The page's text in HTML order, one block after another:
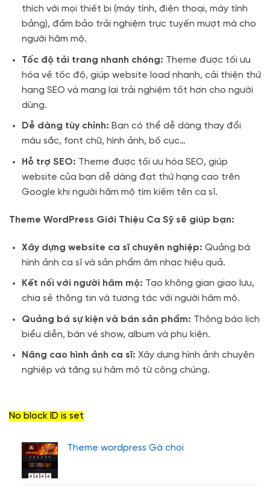
thích với mọi thiết bị (máy tính, điện thoại, máy tính
bảng), đảm bảo trải nghiệm trực tuyến mượt mà cho
người hâm mộ.
Tốc độ tải trang nhanh chóng: Theme được tối ưu
hóa về tốc độ, giúp website load nhanh, cải thiện thứ
hạng SEO và mang lại trải nghiệm tốt hơn cho người
dùng.
Dễ dàng tùy chỉnh: Bạn có thể dễ dàng thay đổi
màu sắc, font chữ, hình ảnh, bố cục…
Hỗ trợ SEO: Theme được tối ưu hóa SEO, giúp
website của bạn dễ dàng đạt thứ hạng cao trên
Google khi người hâm mộ tìm kiếm tên ca sĩ.
Theme WordPress Giới Thiệu Ca Sỹ sẽ giúp bạn:
Xây dựng website ca sĩ chuyên nghiệp: Quảng bá
hình ảnh ca sĩ và sản phẩm âm nhạc hiệu quả.
Kết nối với người hâm mộ: Tạo không gian giao lưu,
chia sẻ thông tin và tương tác với người hâm mộ.
Quảng bá sự kiện và bán sản phẩm: Thông báo lịch
biểu diễn, bán vé show, album và phụ kiện.
Nâng cao hình ảnh ca sĩ: Xây dựng hình ảnh chuyên
nghiệp và tăng sự hâm mộ từ công chúng.
No block ID is set
Theme wordpress Gà chọi